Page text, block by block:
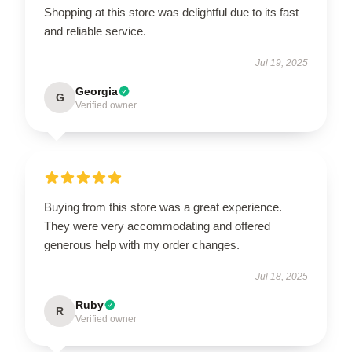
Shopping at this store was delightful due to its fast
and reliable service.
Jul 19, 2025
G Georgia
Verified owner
Buying from this store was a great experience.
They were very accommodating and offered
generous help with my order changes.
Jul 18, 2025
R Ruby
Verified owner